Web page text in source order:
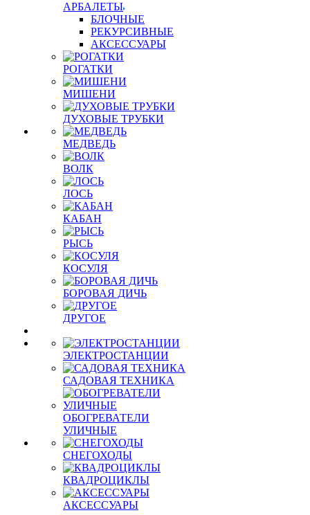
АРБАЛЕТЫ
БЛОЧНЫЕ
РЕКУРСИВНЫЕ
АКСЕССУАРЫ
РОГАТКИ
МИШЕНИ
ДУХОВЫЕ ТРУБКИ
МЕДВЕДЬ
ВОЛК
ЛОСЬ
КАБАН
РЫСЬ
КОСУЛЯ
БОРОВАЯ ДИЧЬ
ДРУГОЕ
ЭЛЕКТРОСТАНЦИИ
САДОВАЯ ТЕХНИКА
ОБОГРЕВАТЕЛИ
УЛИЧНЫЕ
СНЕГОХОДЫ
КВАДРОЦИКЛЫ
АКСЕССУАРЫ